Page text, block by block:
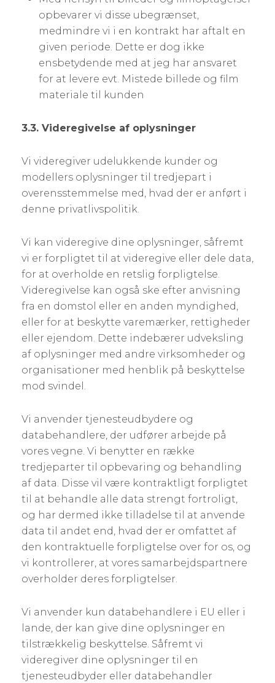
opbevarer vi disse ubegrænset,
medmindre vi i en kontrakt har aftalt en
given periode. Dette er dog ikke
ensbetydende med at jeg har ansvaret
for at levere evt. Mistede billede og film
materiale til kunden
3.3. Videregivelse af oplysninger
Vi videregiver udelukkende kunder og
modellers oplysninger til tredjepart i
overensstemmelse med, hvad der er anført i
denne privatlivspolitik.
Vi kan videregive dine oplysninger, såfremt
vi er forpligtet til at videregive eller dele data,
for at overholde en retslig forpligtelse.
Videregivelse kan også ske efter anvisning
fra en domstol eller en anden myndighed,
eller for at beskytte varemærker, rettigheder
eller ejendom. Dette indebærer udveksling
af oplysninger med andre virksomheder og
organisationer med henblik på beskyttelse
mod svindel.
Vi anvender tjenesteudbydere og
databehandlere, der udfører arbejde på
vores vegne. Vi benytter en række
tredjeparter til opbevaring og behandling
af data. Disse vil være kontraktligt forpligtet
til at behandle alle data strengt fortroligt,
og har dermed ikke tilladelse til at anvende
data til andet end, hvad der er omfattet af
den kontraktuelle forpligtelse over for os, og
vi kontrollerer, at vores samarbejdspartnere
overholder deres forpligtelser.
Vi anvender kun databehandlere i EU eller i
lande, der kan give dine oplysninger en
tilstrækkelig beskyttelse. Såfremt vi
videregiver dine oplysninger til en
tjenesteudbyder eller databehandler